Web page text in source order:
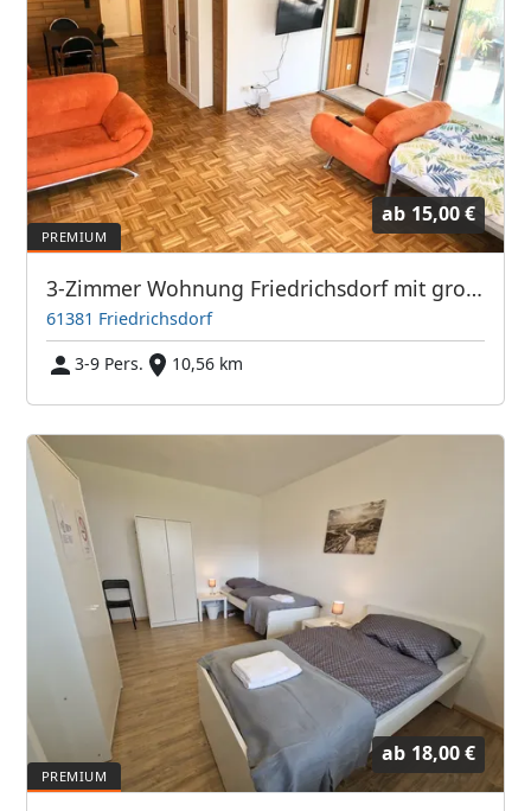
ab 15,00 €
3-Zimmer Wohnung Friedrichsdorf mit großem Balkon TV's
61381 Friedrichsdorf
3-9 Pers.
10,56 km
ab 18,00 €